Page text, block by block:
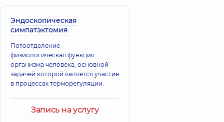
Эндоскопическая
симпатэктомия
Потоотделение –
физиологическая функция
организма человека, основной
задачей которой является участие
в процессах терморегуляции.
Запись на услугу